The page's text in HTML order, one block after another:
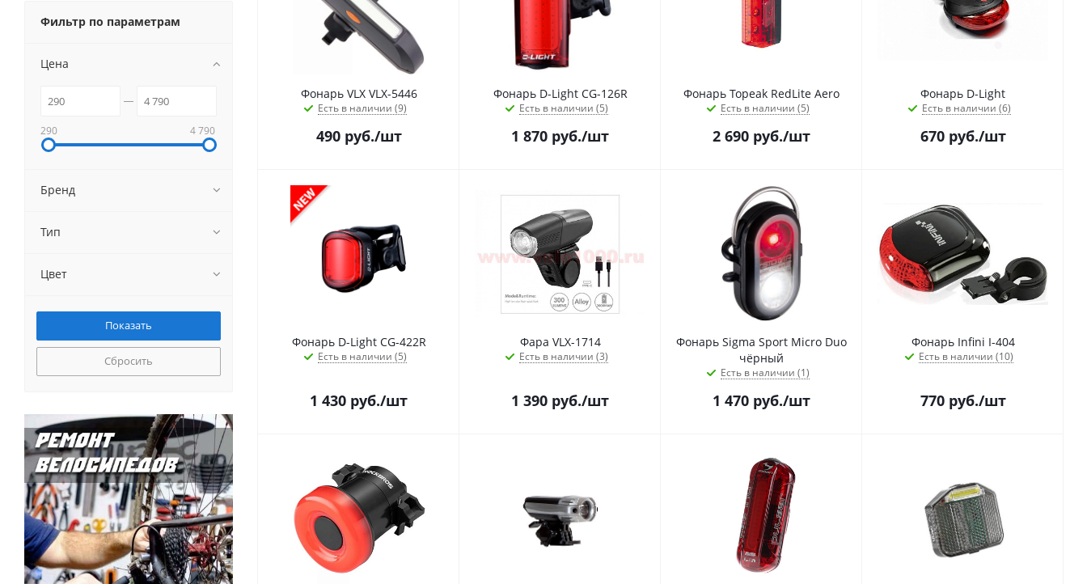
Фонарь VLX VLX-5446
Есть в наличии (9)
490руб./шт
Фонарь D-Light CG-126R
Есть в наличии (5)
1 870 руб./шт
Фонарь Topeak RedLite Aero
Есть в наличии (5)
2 690 руб./шт
Фонарь D-Light
Есть в наличии (6)
670руб./шт
Фонарь D-Light CG-422R
Есть в наличии (5)
1 430 руб./шт
Фара VLX-1714
Есть в наличии (3)
1 390 руб./шт
Фонарь Sigma Sport Micro Duo
чёрный
Есть в наличии (1)
1 470 руб./шт
Фонарь Infini I-404
Есть в наличии (10)
770руб./шт
Фильтр по параметрам
Цена
290 4 790
Бренд
Тип
Цвет
Сбросить